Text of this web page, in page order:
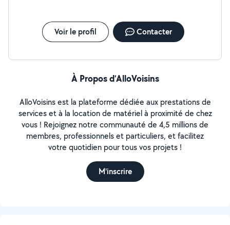
Voir le profil Contacter
À Propos d’AlloVoisins
AlloVoisins est la plateforme dédiée aux prestations de
services et à la location de matériel à proximité de chez
vous ! Rejoignez notre communauté de 4,5 millions de
membres, professionnels et particuliers, et facilitez
votre quotidien pour tous vos projets !
M'inscrire